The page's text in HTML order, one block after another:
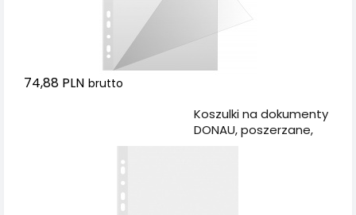
74,88 PLN brutto
Koszulki na dokumenty
DONAU, poszerzane,